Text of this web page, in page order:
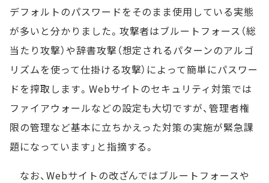
デフォルトのパスワードをそのまま使用している実態
が多いと分かりました。攻撃者はブルートフォース（総
当たり攻撃）や辞書攻撃（想定されるパターンのアルゴ
リズムを使って仕掛ける攻撃）によって簡単にパスワー
ドを搾取します。Webサイトのセキュリティ対策では
ファイアウォールなどの設定も大切ですが、管理者権
限の管理など基本に立ちかえった対策の実施が緊急課
題になっています」と指摘する。
なお、Webサイトの改ざんではブルートフォースや